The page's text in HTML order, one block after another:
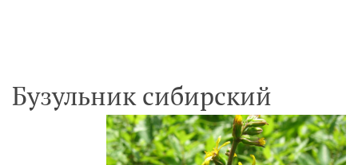
Бузульник сибирский